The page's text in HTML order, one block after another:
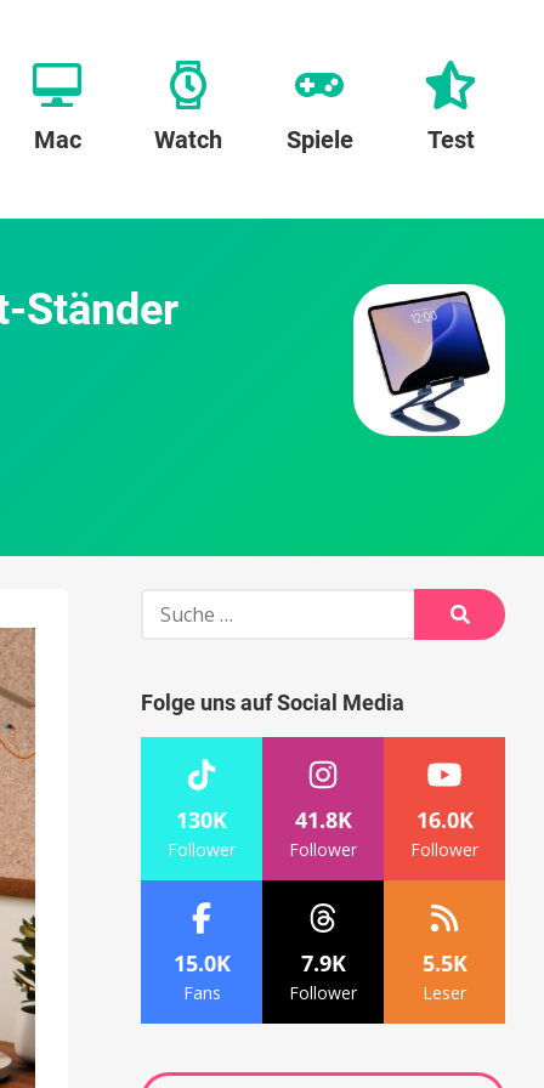
Mac Watch Spiele Test
Ständer
Suche
Suche
Folge uns auf Social Media
130K
Follower
41.8K
Follower
16.0K
Follower
15.0K
Fans
7.9K
Follower
5.5K
Leser